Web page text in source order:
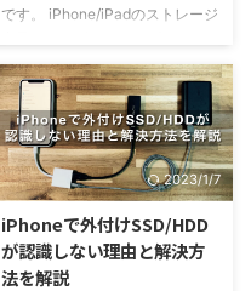
です。 iPhone/iPadのストレージ
ダウンロードもできない！なんて
経験をされた方も多いと思いま
す。 容量が大きいiPhone/iPadに
買い替えるという方法もあります
が、簡単に買い替えるような金額
ではないと思います。 そこで、
今回はそんな容量不足に悩まれて
いる方向けに、小技から恒久的な
対策まで7つの方法を解説してい
きます。 iPhone/iPadを買い替え
2023/1/7
iPhoneで外付けSSD/HDD
が認識しない理由と解決方
法を解説